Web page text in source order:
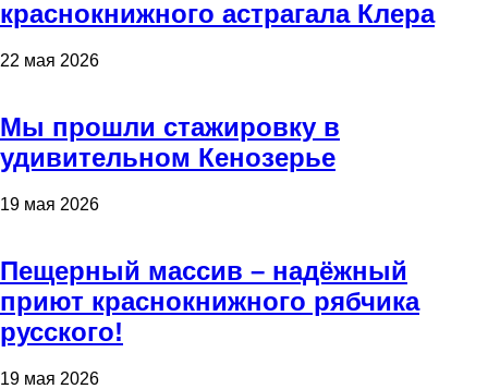
краснокнижного астрагала Клера
22 мая 2026
Мы прошли стажировку в
удивительном Кенозерье
19 мая 2026
Пещерный массив – надёжный
приют краснокнижного рябчика
русского!
19 мая 2026